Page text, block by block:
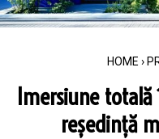
HOME ›
Imersiune
reședință